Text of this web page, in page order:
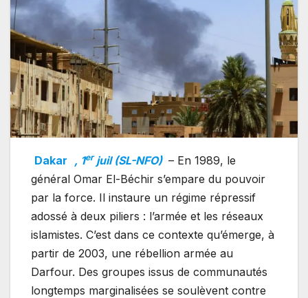
Dakar , 1erjuil (SL-NFO) – En 1989, le
général Omar El-Béchir s’empare du pouvoir
par la force. Il instaure un régime répressif
adossé à deux piliers : l’armée et les réseaux
islamistes. C’est dans ce contexte qu’émerge, à
partir de 2003, une rébellion armée au
Darfour. Des groupes issus de communautés
longtemps marginalisées se soulèvent contre